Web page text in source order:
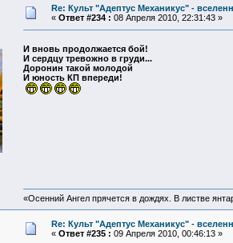
Re: Культ "Адептус Механикус" -
« Ответ #234 : 08 Апреля 2010, 22:31:43 »
И вновь продолжается бой!
И сердцу тревожно в груди...
Доронин такой молодой
И юность КП впереди!
«Осенний Ангел прячется в дождях. В листве
Re: Культ "Адептус Механикус" -
« Ответ #235 : 09 Апреля 2010, 00:46:13 »